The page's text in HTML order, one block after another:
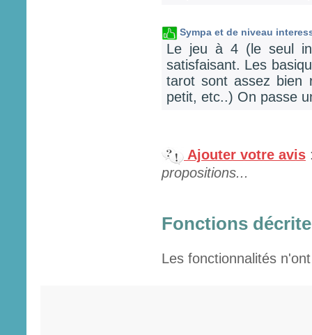
Sympa et de niveau
Le jeu à 4 (le seul
satisfaisant. Les
tarot sont assez bien
petit, etc..) On passe
Ajouter votre avis
propositions...
Fonctions
Les fonctionnalités